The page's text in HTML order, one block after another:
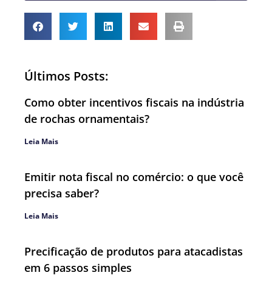
Últimos Posts:
Como obter incentivos fiscais na indústria
de rochas ornamentais?
Leia Mais
Emitir nota fiscal no comércio: o que você
precisa saber?
Leia Mais
Precificação de produtos para atacadistas
em 6 passos simples